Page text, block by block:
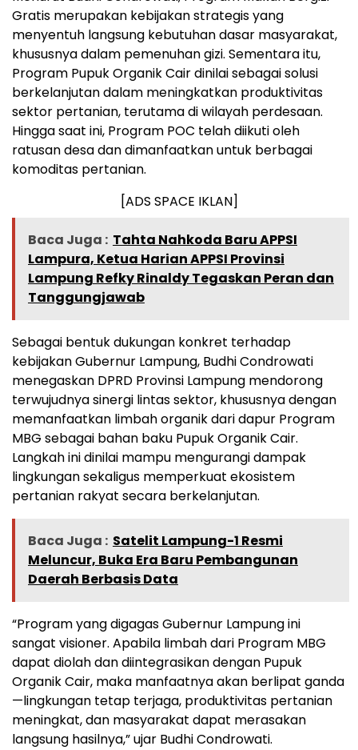
Gratis merupakan kebijakan strategis yang
menyentuh langsung kebutuhan dasar masyarakat,
khususnya dalam pemenuhan gizi. Sementara itu,
Program Pupuk Organik Cair dinilai sebagai solusi
berkelanjutan dalam meningkatkan produktivitas
sektor pertanian, terutama di wilayah perdesaan.
Hingga saat ini, Program POC telah diikuti oleh
ratusan desa dan dimanfaatkan untuk berbagai
komoditas pertanian.
[ADS SPACE IKLAN]
Baca Juga : Tahta Nahkoda Baru APPSI
Lampura, Ketua Harian APPSI Provinsi
Lampung Refky Rinaldy Tegaskan Peran dan
Tanggungjawab
Sebagai bentuk dukungan konkret terhadap
kebijakan Gubernur Lampung, Budhi Condrowati
menegaskan DPRD Provinsi Lampung mendorong
terwujudnya sinergi lintas sektor, khususnya dengan
memanfaatkan limbah organik dari dapur Program
MBG sebagai bahan baku Pupuk Organik Cair.
Langkah ini dinilai mampu mengurangi dampak
lingkungan sekaligus memperkuat ekosistem
pertanian rakyat secara berkelanjutan.
Baca Juga : Satelit Lampung-1 Resmi
Meluncur, Buka Era Baru Pembangunan
Daerah Berbasis Data
“Program yang digagas Gubernur Lampung ini
sangat visioner. Apabila limbah dari Program MBG
dapat diolah dan diintegrasikan dengan Pupuk
Organik Cair, maka manfaatnya akan berlipat ganda
—lingkungan tetap terjaga, produktivitas pertanian
meningkat, dan masyarakat dapat merasakan
langsung hasilnya,” ujar Budhi Condrowati.